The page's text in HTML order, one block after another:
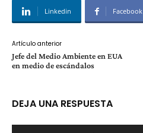
Linkedin Facebook
Artículo anterior
Jefe del Medio Ambiente en EUA
en medio de escándalos
DEJA UNA RESPUESTA